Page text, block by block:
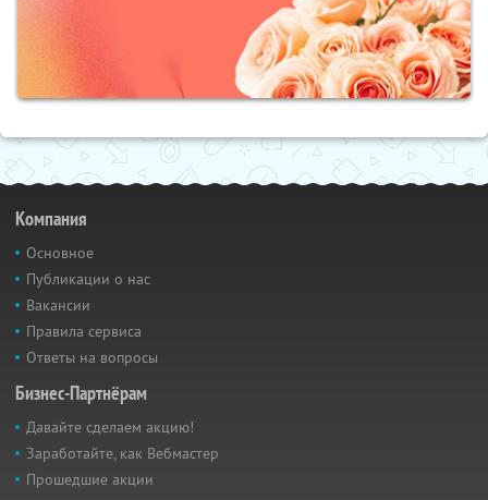
Компания
Основное
Публикации о нас
Вакансии
Правила сервиса
Ответы на вопросы
Бизнес-Партнёрам
Давайте сделаем акцию!
Заработайте, как Вебмастер
Прошедшие акции